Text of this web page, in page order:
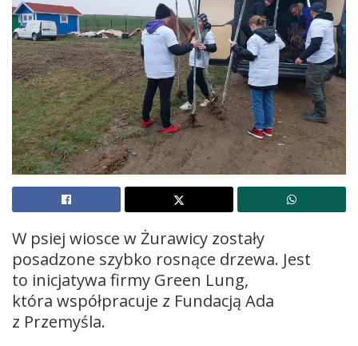
W psiej wiosce w Żurawicy zostały
posadzone szybko rosnące drzewa. Jest
to inicjatywa firmy Green Lung,
która współpracuje z Fundacją Ada
z Przemyśla.